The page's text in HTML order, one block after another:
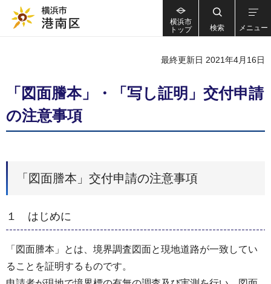
横浜市
トップ
検索 メニュー
最終更新日 2021年4月16日
「図面謄本」・「写し証明」交付申請
の注意事項
「図面謄本」交付申請の注意事項
１ はじめに
「図面謄本」とは、境界調査図面と現地道路が一致してい
ることを証明するものです。